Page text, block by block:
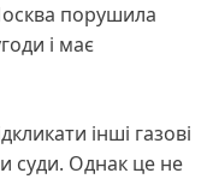
порушила
і має
інші газові
суди. Однак це не